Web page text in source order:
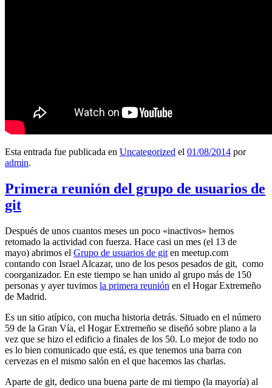
Esta entrada fue publicada en Uncategorized el 01/08/2014 por
admin.
Primera reunión del grupo de usuarios de
git
Después de unos cuantos meses un poco «inactivos» hemos
retomado la actividad con fuerza. Hace casi un mes (el 13 de
mayo) abrimos el Grupo de usuarios de git en meetup.com
contando con Israel Alcazar, uno de los pesos pesados de git, como
coorganizador. En este tiempo se han unido al grupo más de 150
personas y ayer tuvimos la primera reunión en el Hogar Extremeño
de Madrid.
Es un sitio atípico, con mucha historia detrás. Situado en el número
59 de la Gran Vía, el Hogar Extremeño se diseñó sobre plano a la
vez que se hizo el edificio a finales de los 50. Lo mejor de todo no
es lo bien comunicado que está, es que tenemos una barra con
cervezas en el mismo salón en el que hacemos las charlas.
Aparte de git, dedico una buena parte de mi tiempo (la mayoría) al